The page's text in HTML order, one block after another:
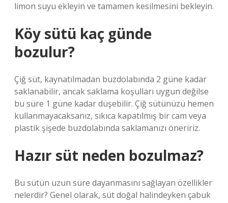
limon suyu ekleyin ve tamamen kesilmesini bekleyin.
Köy sütü kaç günde
bozulur?
Çiğ süt, kaynatılmadan buzdolabında 2 güne kadar
saklanabilir, ancak saklama koşulları uygun değilse
bu süre 1 güne kadar düşebilir. Çiğ sütünüzü hemen
kullanmayacaksanız, sıkıca kapatılmış bir cam veya
plastik şişede buzdolabında saklamanızı öneririz.
Hazır süt neden bozulmaz?
Bu sütün uzun süre dayanmasını sağlayan özellikler
nelerdir? Genel olarak, süt doğal halindeyken çabuk